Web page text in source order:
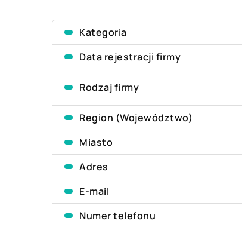
Kategoria
Data rejestracji firmy
Rodzaj firmy
Region (Województwo)
Miasto
Adres
E-mail
Numer telefonu